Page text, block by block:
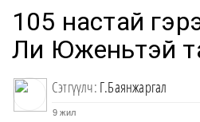
105 настай
Ли Юженьтэй
Сэтгүүлч: Г.Баянжаргал
9 жил